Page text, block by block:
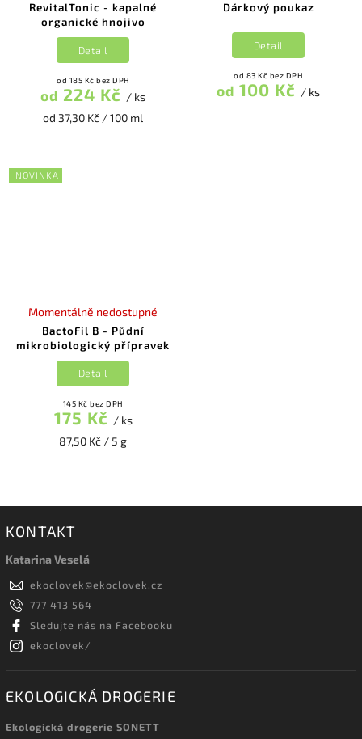
RevitalTonic - kapalné
organické hnojivo
od 185 Kč bez DPH
od 224 Kč / ks
od 37,30 Kč / 100 ml
Detail
Dárkový poukaz
od 83 Kč bez DPH
od 100 Kč / ks
Detail
NOVINKA
BactoFil B - Půdní
mikrobiologický přípravek
Momentálně nedostupné
145 Kč bez DPH
175 Kč / ks
87,50 Kč / 5 g
Detail
KONTAKT
Katarina Veselá
ekoclovek@ekoclovek.cz
777 413 564
Sledujte nás na Facebooku
ekoclovek/
EKOLOGICKÁ DROGERIE
Ekologická drogerie SONETT